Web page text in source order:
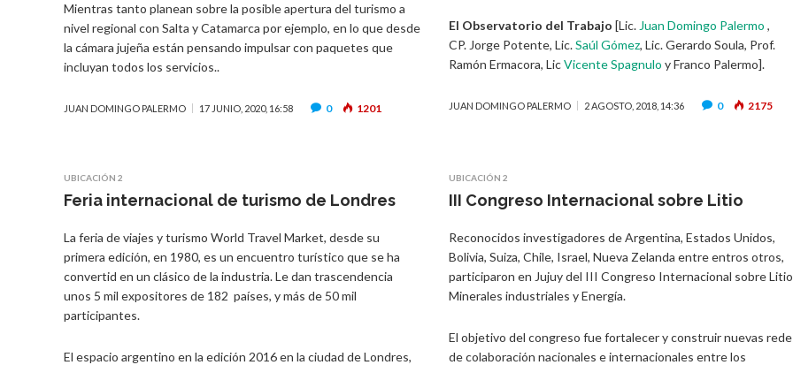
Mientras tanto planean sobre la posible apertura del turismo a
nivel regional con Salta y Catamarca por ejemplo, en lo que desde
la cámara jujeña están pensando impulsar con paquetes que
incluyan todos los servicios..
JUAN DOMINGO PALERMO 17 JUNIO, 2020, 16:58 0 1201
El Observatorio del Trabajo [Lic. Juan Domingo Palermo ,
CP. Jorge Potente, Lic.Saúl Gómez, Lic. Gerardo Soula, Prof.
Ramón Ermacora, LicVicente Spagnulo y Franco Palermo].
JUAN DOMINGO PALERMO 2 AGOSTO, 2018, 14:36 0 2175
UBICACIÓN 2
Feria internacional de turismo de Londres
La feria de viajes y turismo World Travel Market, desde su
primera edición, en 1980, es un encuentro turístico que se ha
convertid en un clásico de la industria. Le dan trascendencia
unos 5 mil expositores de 182 países, y más de 50 mil
participantes.
El espacio argentino en la edición 2016 en la ciudad de Londres,
UBICACIÓN 2
III Congreso Internacional sobre Litio
Reconocidos investigadores de Argentina, Estados Unidos,
Bolivia, Suiza, Chile, Israel, Nueva Zelanda entre entros otros,
participaron en Jujuy del III Congreso Internacional sobre
Minerales industriales y Energía.
El objetivo del congreso fue fortalecer y construir nuevas
de colaboración nacionales e internacionales entre los